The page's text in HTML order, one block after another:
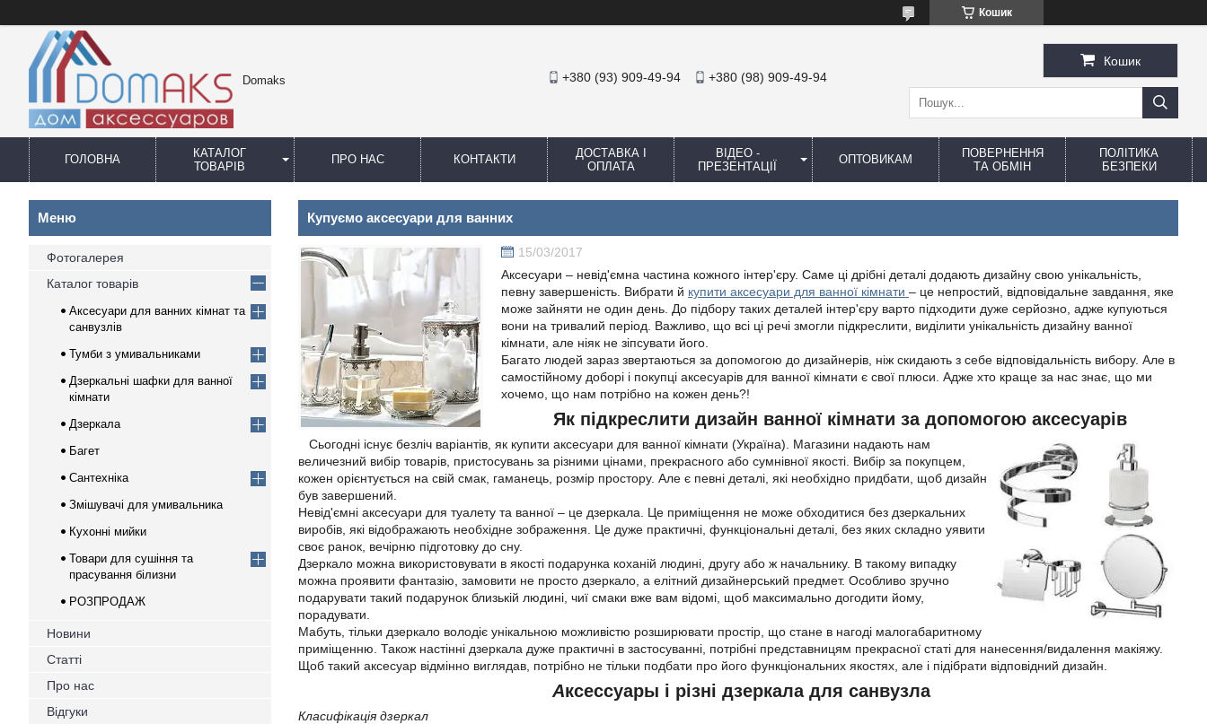
Кошик
Domaks +380 (93) 909-49-94 +380 (98) 909-49-94
Кошик
ГОЛОВНА
КАТАЛОГ
ТОВАРІВ
ПРО НАС КОНТАКТИ
ДОСТАВКА І
ОПЛАТА
ВІДЕО -
ПРЕЗЕНТАЦІЇ
ОПТОВИКАМ
ПОВЕРНЕННЯ
ТА ОБМІН
ПОЛІТИКА
БЕЗПЕКИ
Купуємо аксесуари для ванних
15/03/2017
Аксесуари – невід'ємна частина кожного інтер'єру. Саме ці дрібні деталі додають дизайну свою унікальність,
певну завершеність. Вибрати й купити аксесуари для ванної кімнати ‒ це непростий, відповідальне завдання, яке
може зайняти не один день. До підбору таких деталей інтер'єру варто підходити дуже серйозно, адже купуються
вони на тривалий період. Важливо, що всі ці речі змогли підкреслити, виділити унікальність дизайну ванної
кімнати, але ніяк не зіпсувати його.
Багато людей зараз звертаються за допомогою до дизайнерів, ніж скидають з себе відповідальність вибору. Але в
самостійному доборі і покупці аксесуарів для ванної кімнати є свої плюси. Адже хто краще за нас знає, що ми
хочемо, що нам потрібно на кожен день?!
Як підкреслити дизайн ванної кімнати за допомогою аксесуарів
Сьогодні існує безліч варіантів, як купити аксесуари для ванної кімнати (Україна). Магазини надають нам
величезний вибір товарів, пристосувань за різними цінами, прекрасного або сумнівної якості. Вибір за покупцем,
кожен орієнтується на свій смак, гаманець, розмір простору. Але є певні деталі, які необхідно придбати, щоб дизайн
був завершений.
Невід'ємні аксесуари для туалету та ванної ‒ це дзеркала. Це приміщення не може обходитися без дзеркальних
виробів, які відображають необхідне зображення. Це дуже практичні, функціональні деталі, без яких складно уявити
своє ранок, вечірню підготовку до сну.
Дзеркало можна використовувати в якості подарунка коханій людині, другу або ж начальнику. В такому випадку
можна проявити фантазію, замовити не просто дзеркало, а елітний дизайнерський предмет. Особливо зручно
подарувати такий подарунок близькій людині, чиї смаки вже вам відомі, щоб максимально догодити йому,
порадувати.
Мабуть, тільки дзеркало володіє унікальною можливістю розширювати простір, що стане в нагоді малогабаритному
приміщенню. Також настінні дзеркала дуже практичні в застосуванні, потрібні представницям прекрасної статі для нанесення/видалення макіяжу.
Щоб такий аксесуар відмінно виглядав, потрібно не тільки подбати про його функціональних якостях, але і підібрати відповідний дизайн.
Аксессуары і різні дзеркала для санвузла
Класифікація дзеркал
Фотогалерея
Каталог товарів
Аксесуари для ванних кімнат та
санвузлів
Тумби з умивальниками
Дзеркальні шафки для ванної
кімнати
Дзеркала
Багет
Сантехніка
Змішувачі для умивальника
Кухонні мийки
Товари для сушіння та
прасування білизни
РОЗПРОДАЖ
Новини
Статті
Про нас
Відгуки